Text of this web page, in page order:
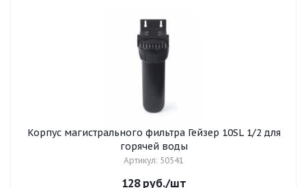
Корпус магистрального фильтра Гейзер 10SL 1/2 для
горячей воды
Артикул: 50541
128руб./шт